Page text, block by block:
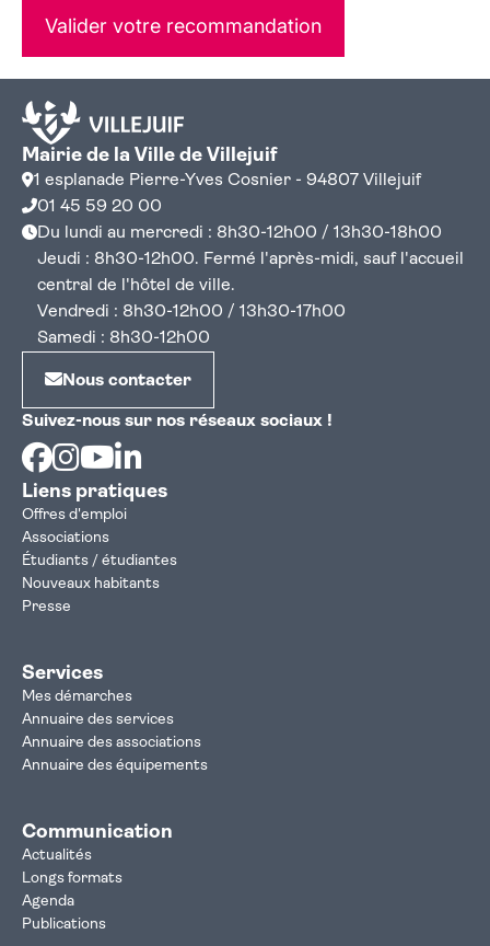
Valider votre recommandation
Mairie de la Ville de Villejuif
1 esplanade Pierre-Yves Cosnier - 94807 Villejuif
01 45 59 20 00
Du lundi au mercredi : 8h30-12h00 / 13h30-18h00
Jeudi : 8h30-12h00. Fermé l'après-midi, sauf l'accueil
central de l'hôtel de ville.
Vendredi : 8h30-12h00 / 13h30-17h00
Samedi : 8h30-12h00
Nous contacter
Suivez-nous sur nos réseaux sociaux !
Facebook
Instagram
Youtube
Liens pratiques
Offres d'emploi
Associations
Étudiants / étudiantes
Nouveaux habitants
Presse
Services
Mes démarches
Annuaire des services
Annuaire des associations
Annuaire des équipements
Communication
Actualités
Longs formats
Agenda
Publications